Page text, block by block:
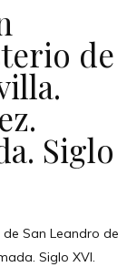
de
Siglo
San Leandro de
Siglo XVI.